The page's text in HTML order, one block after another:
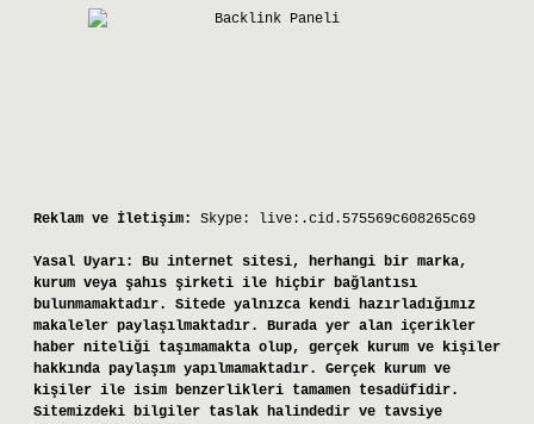
Reklam ve İletişim: Skype: live:.cid.575569c608265c69
Yasal Uyarı:
Bu internet sitesi, herhangi bir marka,
kurum veya şahıs şirketi ile hiçbir bağlantısı
bulunmamaktadır. Sitede yalnızca kendi hazırladığımız
makaleler paylaşılmaktadır. Burada yer alan içerikler
haber niteliği taşımamakta olup, gerçek kurum ve kişiler
hakkında paylaşım yapılmamaktadır. Gerçek kurum ve
kişiler ile isim benzerlikleri tamamen tesadüfidir.
Sitemizdeki bilgiler taslak halindedir ve tavsiye